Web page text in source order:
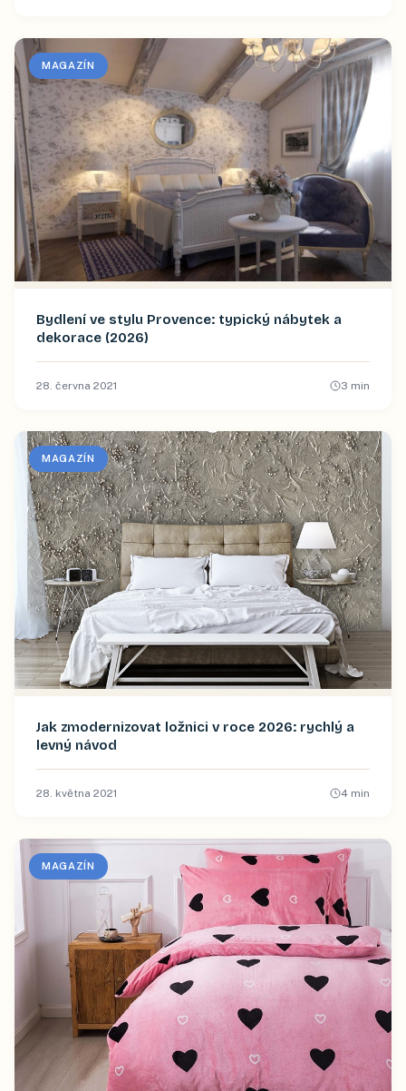
MAGAZÍN
Bydlení ve stylu Provence: typický nábytek a
dekorace (2026)
28. června 2021 3 min
MAGAZÍN
Jak zmodernizovat ložnici v roce 2026: rychlý a
levný návod
28. května 2021 4 min
MAGAZÍN